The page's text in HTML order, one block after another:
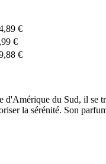
€
€
€
d'Amérique du Sud, il
la sérénité. Son